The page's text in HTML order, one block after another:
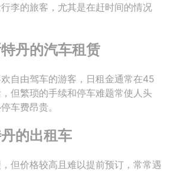
李的旅客，尤其是在赶时间的情况
丹的汽车租赁
自由驾车的游客，日租金通常在45
但繁琐的手续和停车难题常使人头
车费昂贵。
的出租车
但价格较高且难以提前预订，常常遇